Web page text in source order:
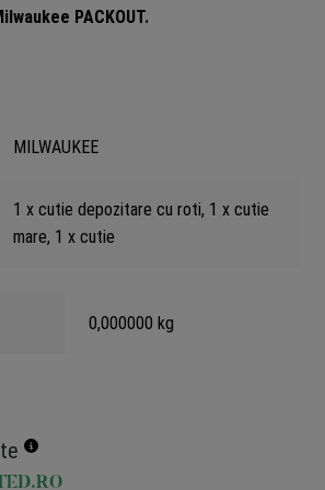
PACKOUT.
MILWAUKEE
1 x cutie depozitare cu roti, 1 x cutie
mare, 1 x cutie
0,000000 kg